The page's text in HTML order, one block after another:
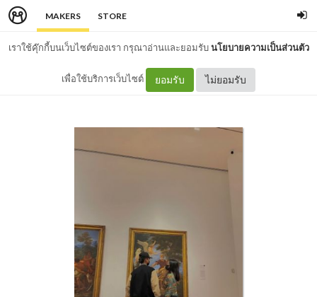
MAKERS STORE
เราใช้คุ๊กกี้บนเว็บไซต์ของเรา กรุณาอ่านและยอมรับนโยบายความเป็นส่วนตัว
เพื่อใช้บริการเว็บไซต์ ยอมรับ ไม่ยอมรับ